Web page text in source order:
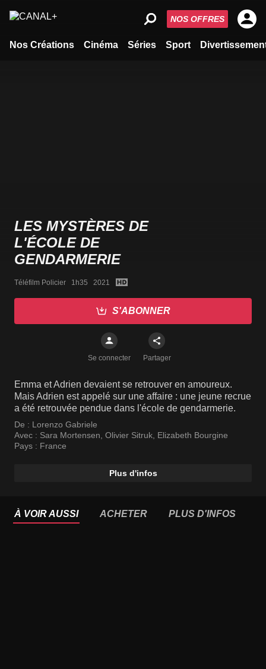
Nos Créations Cinéma Séries Sport
NOS OFFRES
LES MYSTÈRES DE
L'ÉCOLE DE
GENDARMERIE
Téléfilm Policier   1h35   2021
S'ABONNER
Se connecter Partager
Emma et Adrien devaient se retrouver en amoureux.
Mais Adrien est appelé sur une affaire : une jeune recrue
a été retrouvée pendue dans l'école de gendarmerie.
De : Lorenzo Gabriele
Avec : Sara Mortensen Olivier Sitruk Elizabeth Bourgine
Pays : France
Plus d'infos
À VOIR AUSSI ACHETER PLUS D'INFOS